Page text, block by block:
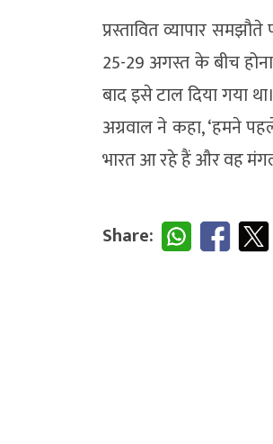
प्रस्तावित व्यापार
25-29 अगस्त के बीच
बाद इसे टाल दिया गया
अग्रवाल ने कहा, ‘हमने
भारत आ रहे हैं और वह
Share: